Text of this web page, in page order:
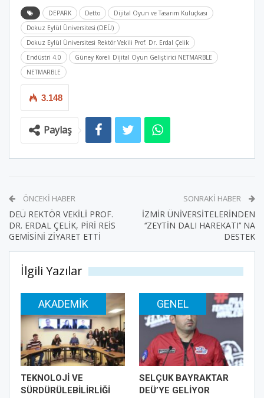
DEPARK Detto
Dijital Oyun ve Tasarım Kuluçkası
Dokuz Eylül Üniversitesi (DEÜ)
Dokuz Eylül Üniversitesi Rektör Vekili Prof. Dr. Erdal Çelik
Endüstri 4.0
Güney Koreli Dijital Oyun Geliştirici NETMARBLE
NETMARBLE
3.148
Paylaş
ÖNCEKI HABER
DEÜ REKTÖR VEKİLİ PROF.
DR. ERDAL ÇELİK, PİRİ REİS
GEMİSİNİ ZİYARET ETTİ
SONRAKI HABER
İZMİR ÜNİVERSİTELERİNDEN
‘‘ZEYTİN DALI HAREKATI’’ NA
DESTEK
İlgili Yazılar
AKADEMIK
TEKNOLOJİ VE
SÜRDÜRÜLEBİLİRLİĞİ
GENEL
SELÇUK BAYRAKTAR
DEÜ’YE GELİYOR